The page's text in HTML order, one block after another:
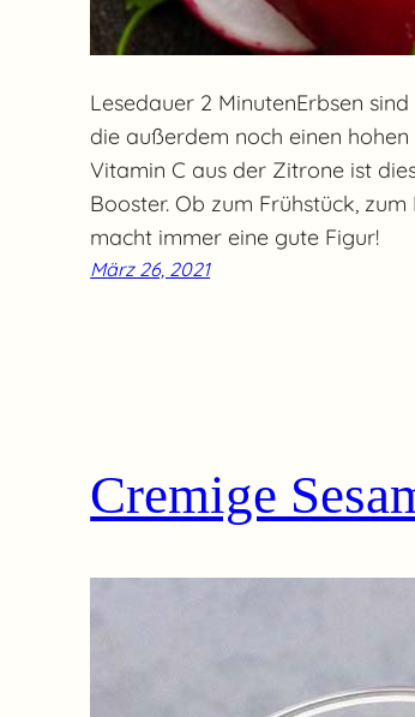
Lesedauer 2 MinutenErbsen
die außerdem noch einen
Vitamin C aus der Zitrone ist
Booster. Ob zum Frühstück,
macht immer eine gute Figur!
März 26, 2021
Cremige